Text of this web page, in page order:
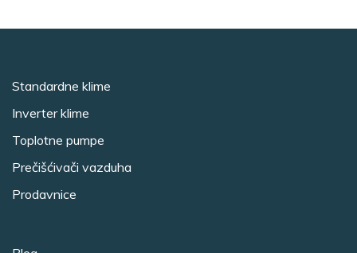
Standardne klime
Inverter klime
Toplotne pumpe
Prečišćivači vazduha
Prodavnice